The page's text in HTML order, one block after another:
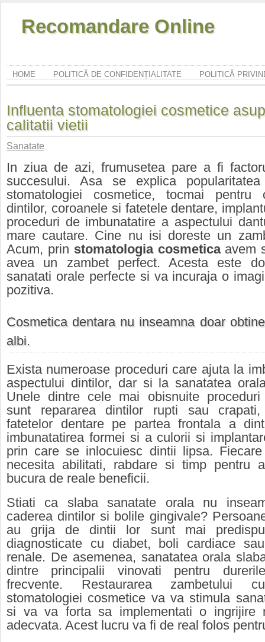
Recomandare Online
HOME POLITICĂ DE CONFIDENȚIALITATE POLITICĂ
Influenta stomatologiei cosmetice
calitatii vietii
Sanatate
In ziua de azi, frumusetea pare a fi
succesului. Asa se explica
stomatologiei cosmetice, tocmai pentru
dintilor, coroanele si fatetele dentare,
proceduri de imbunatatire a aspectului
mare cautare. Cine nu isi doreste un
Acum, prin stomatologia cosmeticaavem
avea un zambet perfect. Acesta este
sanatati orale perfecte si va incuraja o
pozitiva.
Cosmetica dentara nu inseamna doar
albi.
Exista numeroase proceduri care ajuta la
aspectului dintilor, dar si la sanatatea
Unele dintre cele mai obisnuite proceduri
sunt repararea dintilor rupti sau crapati,
fatetelor dentare pe partea frontala a
imbunatatirea formei si a culorii si
prin care se inlocuiesc dintii lipsa. Fiecare
necesita abilitati, rabdare si timp pentru
bucura de reale beneficii.
Stiati ca slaba sanatate orala nu
caderea dintilor si bolile gingivale?
au grija de dintii lor sunt mai
diagnosticate cu diabet, boli cardiace
renale. De asemenea, sanatatea orala
dintre principalii vinovati pentru
frecvente. Restaurarea zambetului
stomatologiei cosmetice va va stimula
si va va forta sa implementati o ingrijire
adecvata. Acest lucru va fi de real folos